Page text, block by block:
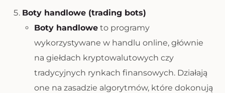
Boty handlowe (trading bots)
Boty handlowe to programy
wykorzystywane w handlu online, głównie
na giełdach kryptowalutowych czy
tradycyjnych rynkach finansowych. Działają
one na zasadzie algorytmów, które dokonują